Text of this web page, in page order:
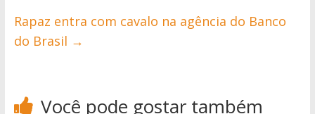
Rapaz entra com cavalo na agência do Banco
do Brasil →
Você pode gostar também